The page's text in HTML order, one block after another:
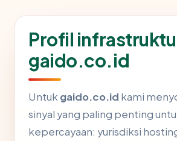
Profil
gaido.co.id
Untukgaido.co.id kami
sinyal yang paling penting
kepercayaan: yurisdiksi